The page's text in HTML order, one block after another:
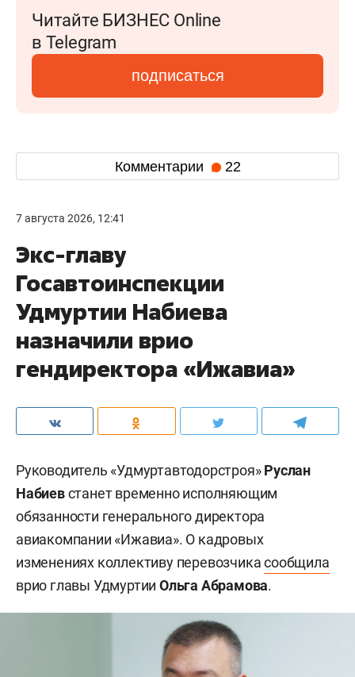
Читайте БИЗНЕС Online
в Telegram
подписаться
Комментарии 22
7 августа 2026, 12:41
Экс-главу
Госавтоинспекции
Удмуртии Набиева
назначили врио
гендиректора «Ижавиа»
Руководитель «Удмуртавтодорстроя»Руслан
Набиевстанет временно исполняющим
обязанности генерального директора
авиакомпании «Ижавиа». О кадровых
изменениях коллективу перевозчикасообщила
врио главы УдмуртииОльга Абрамова.